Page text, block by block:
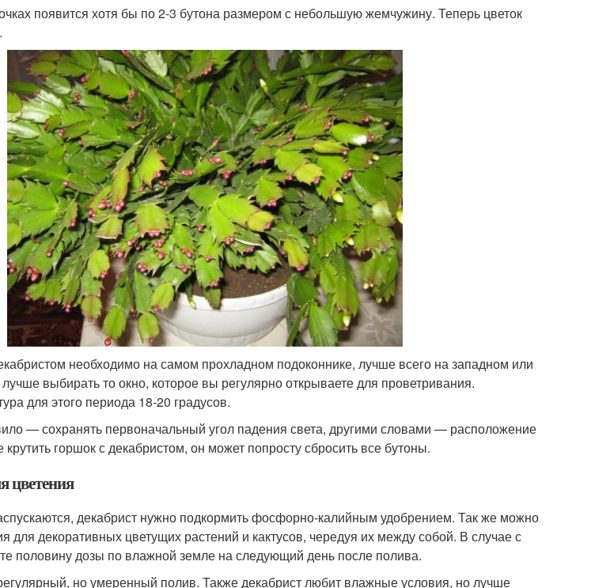
появится хотя бы по 2-3 бутона размером с небольшую жемчужину. Теперь цветок
необходимо на самом прохладном подоконнике, лучше всего на западном или
выбирать то окно, которое вы регулярно открываете для проветривания.
для этого периода 18-20 градусов.
— сохранять первоначальный угол падения света, другими словами — расположение
горшок с декабристом, он может попросту сбросить все бутоны.
цветения
декабрист нужно подкормить фосфорно-калийным удобрением. Так же можно
для декоративных цветущих растений и кактусов, чередуя их между собой. В случае с
половину дозы по влажной земле на следующий день после полива.
но умеренный полив. Также декабрист любит влажные условия, но лучше